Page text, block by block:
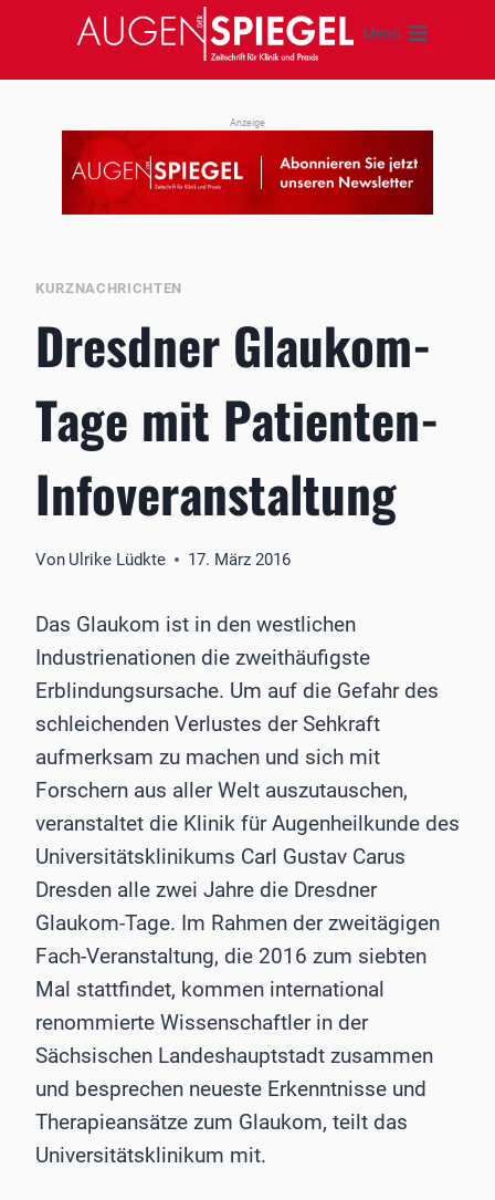
springen
Menü
Anzeige
KURZNACHRICHTEN
Dresdner Glaukom-
Tage mit Patienten-
Infoveranstaltung
Von Ulrike Lüdkte 17. März 2016
Das Glaukom ist in den westlichen
Industrienationen die zweithäufigste
Erblindungsursache. Um auf die Gefahr des
schleichenden Verlustes der Sehkraft
aufmerksam zu machen und sich mit
Forschern aus aller Welt auszutauschen,
veranstaltet die Klinik für Augenheilkunde des
Universitätsklinikums Carl Gustav Carus
Dresden alle zwei Jahre die Dresdner
Glaukom-Tage. Im Rahmen der zweitägigen
Fach-Veranstaltung, die 2016 zum siebten
Mal stattfindet, kommen international
renommierte Wissenschaftler in der
Sächsischen Landeshauptstadt zusammen
und besprechen neueste Erkenntnisse und
Therapieansätze zum Glaukom, teilt das
Universitätsklinikum mit.